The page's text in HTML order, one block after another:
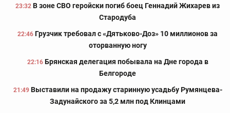
23:32 В зоне СВО геройски погиб боец Геннадий Жихарев из
Стародуба
22:46 Грузчик требовал с «Дятьково-Доз» 10 миллионов за
оторванную ногу
22:16 Брянская делегация побывала на Дне города в
Белгороде
21:49 Выставили на продажу старинную усадьбу Румянцева-
Задунайского за 5,2 млн под Клинцами